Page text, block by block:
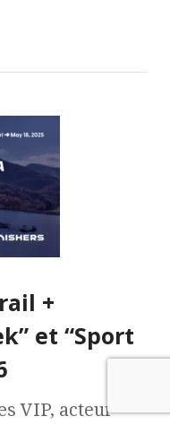
+
et “Sport
VIP, acteur